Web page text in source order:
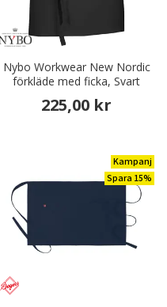
Nybo Workwear New Nordic
förkläde med ficka, Svart
225,00 kr
Kampanj
Spara 15%